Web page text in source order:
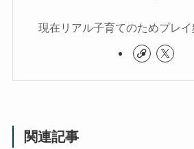
現在リアル子育てのためプレ
関連記事